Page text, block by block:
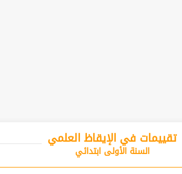
تقييمات في الإيقاظ العلمي
السنة الأولى ابتدائي